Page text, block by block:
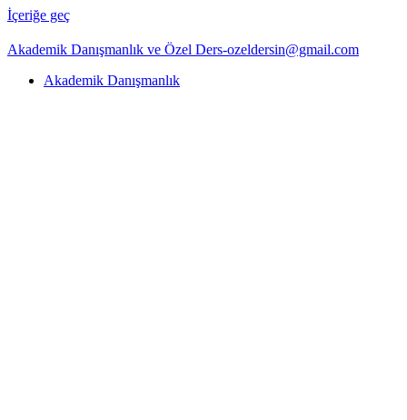
İçeriğe geç
Akademik Danışmanlık ve Özel Ders-ozeldersin@gmail.com
Akademik Danışmanlık